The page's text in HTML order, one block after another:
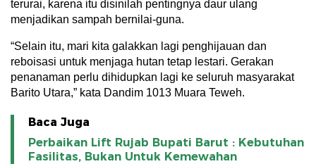
terurai, karena itu disinilah pentingnya daur ulang
menjadikan sampah bernilai-guna.
“Selain itu, mari kita galakkan lagi penghijauan dan
reboisasi untuk menjaga hutan tetap lestari. Gerakan
penanaman perlu dihidupkan lagi ke seluruh masyarakat
Barito Utara,” kata Dandim 1013 Muara Teweh.
Baca Juga
Perbaikan Lift Rujab Bupati Barut : Kebutuhan
Fasilitas, Bukan Untuk Kemewahan